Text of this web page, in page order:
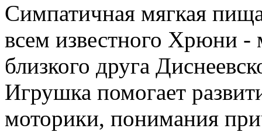
Симпатичная мягкая
всем известного Хрюни -
близкого друга
Игрушка помогает
моторики, понимания